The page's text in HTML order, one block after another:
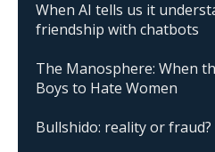
When AI tells us it
friendship with chatbots
The Manosphere: When
Boys to Hate Women
Bullshido: reality or fraud?